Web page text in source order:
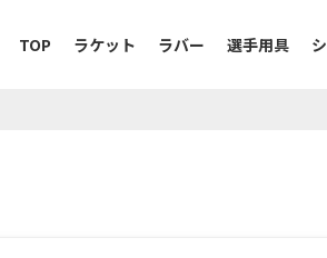
TOP ラケット ラバー 選手用具